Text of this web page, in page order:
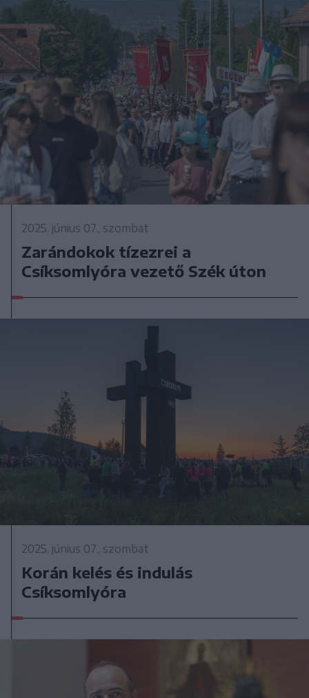
2025. június 07., szombat
Zarándokok tízezrei a
Csíksomlyóra vezető Szék úton
2025. június 07., szombat
Korán kelés és indulás
Csíksomlyóra